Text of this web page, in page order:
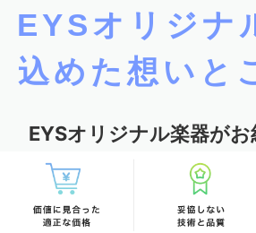
EYSオリジナ
込めた想いと
EYSオリジナル楽器がお